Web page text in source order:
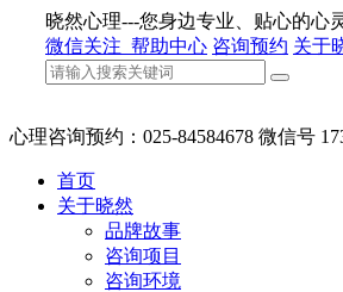
晓然心理---您身边专业、贴心的心
微信关注 帮助中心 咨询预约 关于
心理咨询预约：025-84584678 微信号
首页
关于晓然
品牌故事
咨询项目
咨询环境